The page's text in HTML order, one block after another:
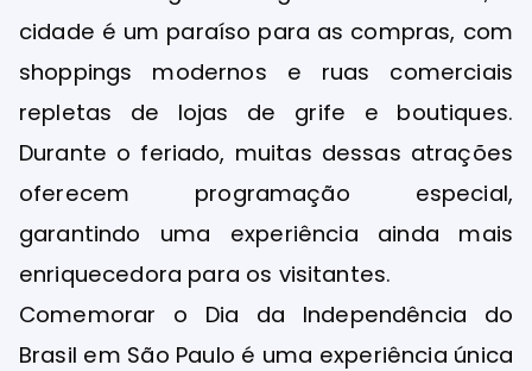
cidade é um paraíso para as compras, com
shoppings modernos e ruas comerciais
repletas de lojas de grife e boutiques.
Durante o feriado, muitas dessas atrações
oferecem programação especial,
garantindo uma experiência ainda mais
enriquecedora para os visitantes.
Comemorar o Dia da Independência do
Brasil em São Paulo é uma experiência única